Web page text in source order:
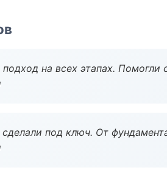
на всех этапах.
под ключ. От